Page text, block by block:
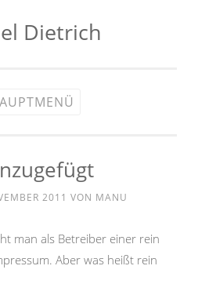
Dietrich
2011 VON MANU
man als Betreiber einer rein
Aber was heißt rein